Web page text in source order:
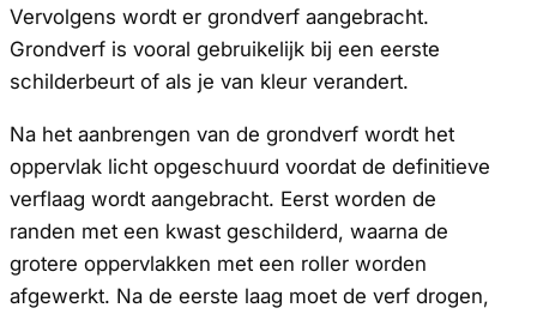
Vervolgens wordt er grondverf aangebracht.
Grondverf is vooral gebruikelijk bij een eerste
schilderbeurt of als je van kleur verandert.
Na het aanbrengen van de grondverf wordt het
oppervlak licht opgeschuurd voordat de definitieve
verflaag wordt aangebracht. Eerst worden de
randen met een kwast geschilderd, waarna de
grotere oppervlakken met een roller worden
afgewerkt. Na de eerste laag moet de verf drogen,